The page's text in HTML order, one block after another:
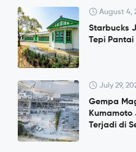
August 4,
Starbucks
Tepi Pantai
July 29,
Gempa
Kumamoto
Terjadi di